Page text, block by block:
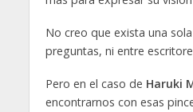
No creo que exista una
preguntas, ni entre
Pero en el caso de Haruki
encontrarnos con esas